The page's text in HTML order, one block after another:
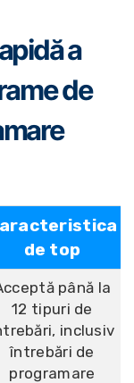
a
de
de top
până la
12 tipuri de
inclusiv
întrebări de
programare